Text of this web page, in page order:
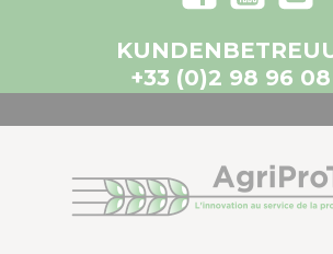
+33 (0)2 98 96 08